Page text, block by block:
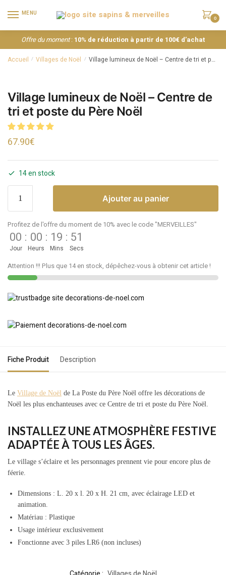
MENU
0
Offre du moment: 10% de réduction à partir de 100€ d’achat
Accueil / Villages de Noël / Village lumineux de Noël – Centre de tri et poste du Père Noël
Village lumineux de Noël – Centre de
tri et poste du Père Noël
67.90€
14 en stock
Ajouter au panier
Profitez de l'offre du moment de 10% avec le code "MERVEILLES"
00
Jour
: 00
Heurs
: 19
Mins
: 51
Secs
Attention !!! Plus que 14 en stock, dépêchez-vous à obtenir cet article !
Fiche Produit Description
Le Village de Noël de La Poste du Père Noël offre les décorations de
Noël les plus enchanteuses avec ce Centre de tri et poste du Père Noël.
INSTALLEZ UNE ATMOSPHÈRE FESTIVE
ADAPTÉE À TOUS LES ÂGES.
Le village s’éclaire et les personnages prennent vie pour encore plus de
féerie.
Dimensions : L. 20 x l. 20 x H. 21 cm, avec éclairage LED et
animation.
Matériau : Plastique
Usage intérieur exclusivement
Fonctionne avec 3 piles LR6 (non incluses)